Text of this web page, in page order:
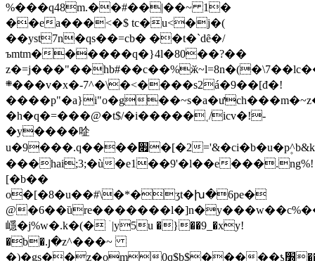
%���q48m.��#��|��~ 1�
��ea���<�$ tc�u<�j�(
��yst7n�ԛs��=cb� ��t�`dȇ�/
ъmtm������q�}4l�80��?��
܍���v�x�-7^�\�<����s2á�9��[đ�!
����p"�a}i"o�g
�h�q�=���@�t$/�i�����˱/icv�!-
�y����㖉
u�9���.q����׏�[�2='&�ci�b�u�p۪^b&ky�gw{]�n�
���hai;3;�ù�e1��9'�l��e���.ng%!
[�b��
o�[�8�u��#\�*�ӡt�խ�6pe�
嶾�j%w�.k�(� ۤ|y5u �}��9_�xy!
�b�.յ�z^���~
�)�gs��z�om0q$b$�����ƾ׽����